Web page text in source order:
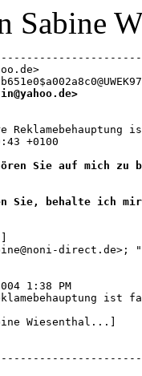
Sabine
Reklamebehauptung
+0100
Sie auf mich zu
Sie, behalte ich
direct.de>;
1:38 PM
ist
Wiesenthal...]